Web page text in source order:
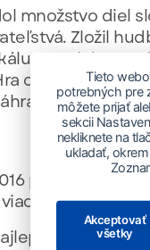
množstvo diel
Zložil
Popolvár,
o láske a smrti,
Krajinka,
pôsobil ako
ako 110
Tieto
potrebných pre
môžete prijať
sekcii
nekliknete na
ukladať,
Akceptovať
všetky